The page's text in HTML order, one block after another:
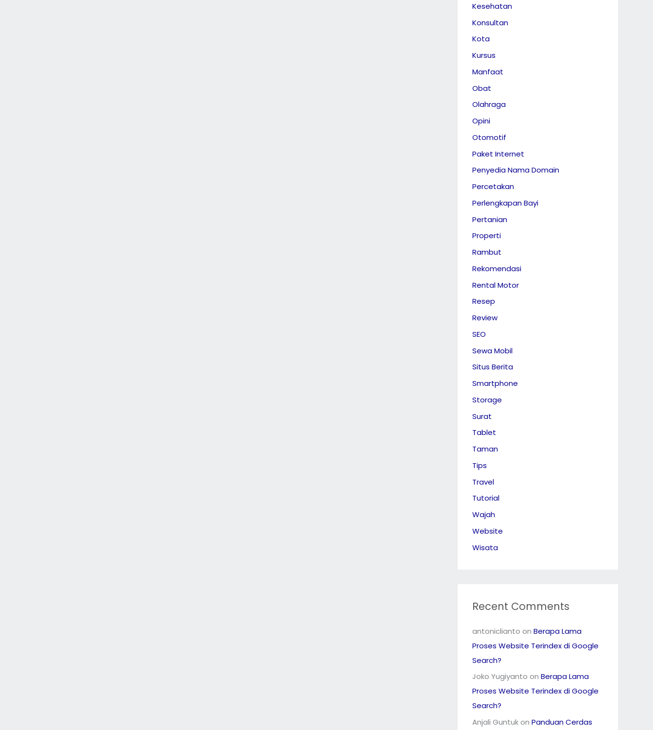
Kesehatan
Konsultan
Kota
Kursus
Manfaat
Obat
Olahraga
Opini
Otomotif
Paket Internet
Penyedia Nama Domain
Percetakan
Perlengkapan Bayi
Pertanian
Properti
Rambut
Rekomendasi
Rental Motor
Resep
Review
SEO
Sewa Mobil
Situs Berita
Smartphone
Storage
Surat
Tablet
Taman
Tips
Travel
Tutorial
Wajah
Website
Wisata
Recent Comments
antoniclianto on Berapa Lama
Proses Website Terindex di Google
Search?
Joko Yugiyanto on Berapa Lama
Proses Website Terindex di Google
Search?
Anjali Guntukon Panduan Cerdas